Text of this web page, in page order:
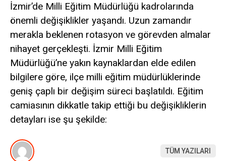
İzmir’de Milli Eğitim Müdürlüğü kadrolarında
önemli değişiklikler yaşandı. Uzun zamandır
merakla beklenen rotasyon ve görevden almalar
nihayet gerçekleşti. İzmir Milli Eğitim
Müdürlüğü’ne yakın kaynaklardan elde edilen
bilgilere göre, ilçe milli eğitim müdürlüklerinde
geniş çaplı bir değişim süreci başlatıldı. Eğitim
camiasının dikkatle takip ettiği bu değişikliklerin
detayları ise şu şekilde:
TÜM YAZILARI